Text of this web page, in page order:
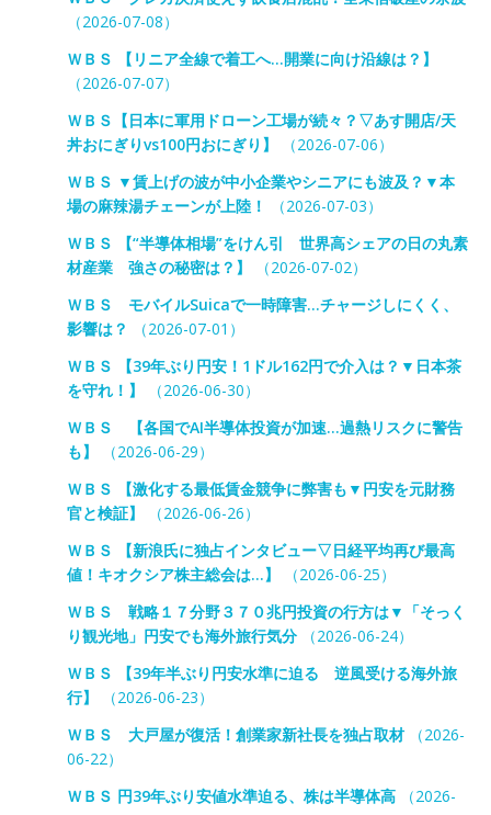
（2026-07-08）
ＷＢＳ 【リニア全線で着工へ…開業に向け沿線は？】
（2026-07-07）
ＷＢＳ【日本に軍用ドローン工場が続々？▽あす開店/天
丼おにぎりvs100円おにぎり】
（2026-07-06）
ＷＢＳ ▼賃上げの波が中小企業やシニアにも波及？▼本
場の麻辣湯チェーンが上陸！
（2026-07-03）
ＷＢＳ 【“半導体相場”をけん引 世界高シェアの日の丸素
材産業 強さの秘密は？】
（2026-07-02）
ＷＢＳ モバイルSuicaで一時障害…チャージしにくく、
影響は？
（2026-07-01）
ＷＢＳ 【39年ぶり円安！1ドル162円で介入は？▼日本茶
を守れ！】
（2026-06-30）
ＷＢＳ 【各国でAI半導体投資が加速…過熱リスクに警告
も】
（2026-06-29）
ＷＢＳ 【激化する最低賃金競争に弊害も▼円安を元財務
官と検証】
（2026-06-26）
ＷＢＳ 【新浪氏に独占インタビュー▽日経平均再び最高
値！キオクシア株主総会は…】
（2026-06-25）
ＷＢＳ 戦略１７分野３７０兆円投資の行方は▼「そっく
り観光地」円安でも海外旅行気分（2026-06-24）
ＷＢＳ 【39年半ぶり円安水準に迫る 逆風受ける海外旅
行】
（2026-06-23）
ＷＢＳ 大戸屋が復活！創業家新社長を独占取材（2026-
06-22）
ＷＢＳ 円39年ぶり安値水準迫る、株は半導体高（2026-